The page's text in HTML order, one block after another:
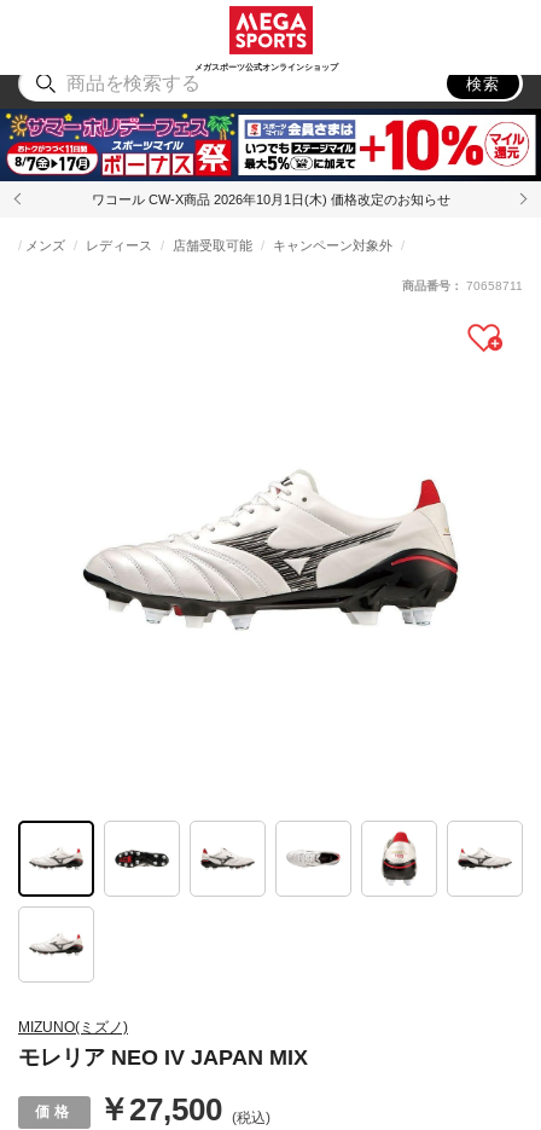
メガスポーツ公式オンラインショップ
アウトドア
検索
ワコール CW-X商品 2026年10月1日(木) 価格改定のお知らせ
MIZUNO(ミズノ)
モレリア NEO IV JAPAN MIX
メンズ レディース 店舗受取可能 キャンペーン対象外
￥27,500 (税込)
商品番号： 70658711